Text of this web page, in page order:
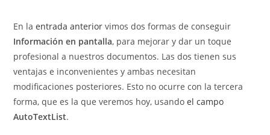
entrada:
En laentrada anterior vimos dos formas de conseguir
Información en pantalla, para mejorar y dar un toque
profesional a nuestros documentos. Las dos tienen sus
ventajas e inconvenientes y ambas necesitan
modificaciones posteriores. Esto no ocurre con la tercera
forma, que es la que veremos hoy, usandoel campo
AutoTextList.